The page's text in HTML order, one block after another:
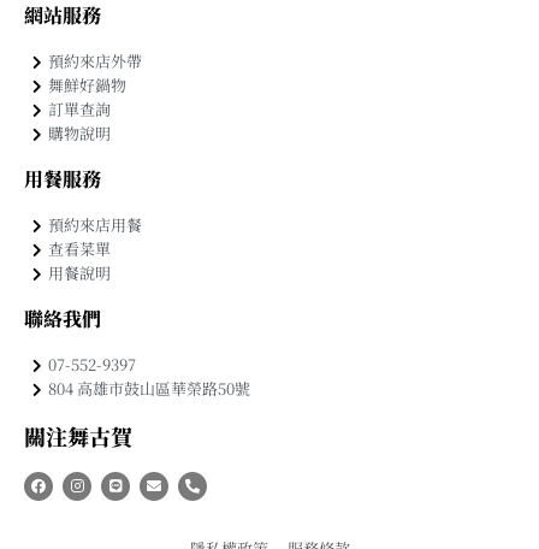
網站服務
預約來店外帶
舞鮮好鍋物
訂單查詢
購物說明
用餐服務
預約來店用餐
查看菜單
用餐說明
聯絡我們
07-552-9397
804 高雄市鼓山區華榮路50號
關注舞古賀